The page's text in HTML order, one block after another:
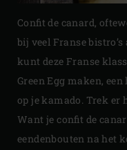
Confit de canard,
bij veel Franse
kunt deze Franse
Green Egg maken,
op je kamado. Trek er
Want je confit de
eendenbouten na het